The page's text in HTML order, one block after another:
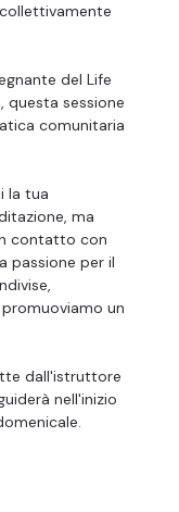
del Life
, questa sessione
comunitaria
la tua
ma
contatto con
passione per il
un
dall'istruttore
nell'inizio